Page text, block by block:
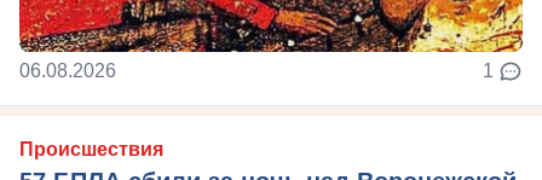
06.08.2026 1
Происшествия